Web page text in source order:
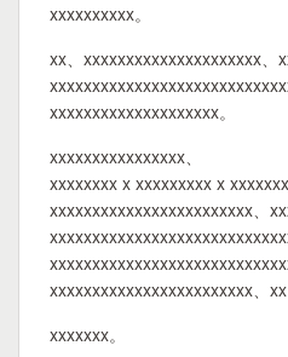
xxxxxxxxxx。
xx、xxxxxxxxxxxxxxxxxxxxx、
xxxxxxxxxxxxxxxxxxxx。
xxxxxxxxxxxxxxxx、
xxxxxxxx x xxxxxxxxx x
xxxxxxxxxxxxxxxxxxxxxxxx、
xxxxxxxxxxxxxxxxxxxxxxxx、
xxxxxxx。